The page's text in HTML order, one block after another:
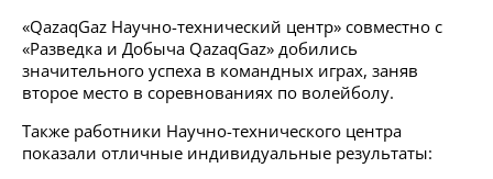
«QazaqGaz Научно-технический центр» совместно с
«Разведка и Добыча QazaqGaz» добились
значительного успеха в командных играх, заняв
второе место в соревнованиях по волейболу.
Также работники Научно-технического центра
показали отличные индивидуальные результаты: